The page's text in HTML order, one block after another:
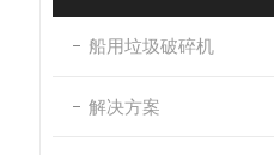
船用垃圾破碎机
解决方案